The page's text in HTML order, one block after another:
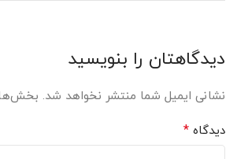
دیدگاهتان را بنویسید
نشانی ایمیل شما منتشر نخواهد شد.
دیدگاه *